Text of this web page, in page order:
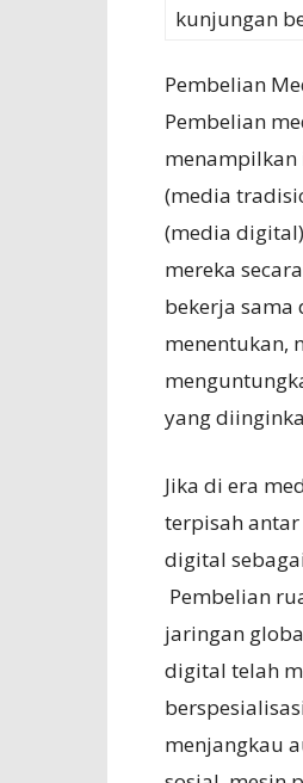
kunjungan
Pembelian
Pembelian
(media
(media
mereka
bekerja sama
menentukan,
yang
Jika di era
terpisah
digital
Pembelian
jaringan
digital telah
menjangkau